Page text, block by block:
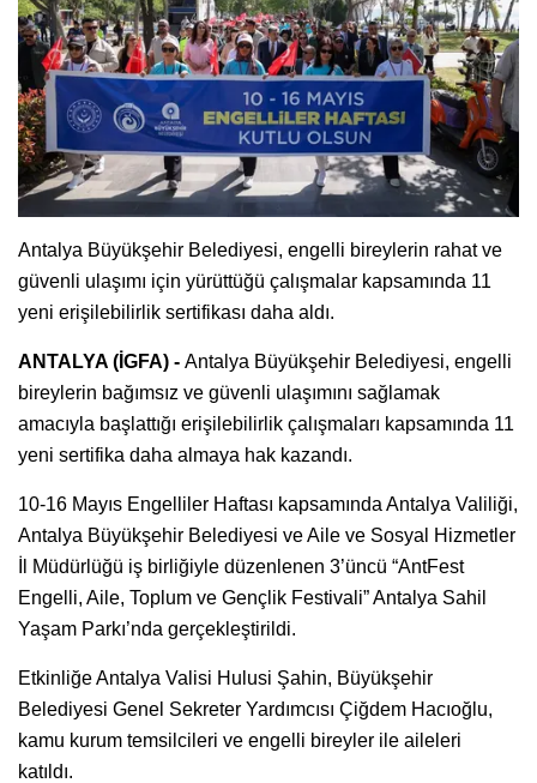
Antalya Büyükşehir Belediyesi, engelli bireylerin rahat ve
güvenli ulaşımı için yürüttüğü çalışmalar kapsamında 11
yeni erişilebilirlik sertifikası daha aldı.
ANTALYA (İGFA) - Antalya Büyükşehir Belediyesi, engelli
bireylerin bağımsız ve güvenli ulaşımını sağlamak
amacıyla başlattığı erişilebilirlik çalışmaları kapsamında 11
yeni sertifika daha almaya hak kazandı.
10-16 Mayıs Engelliler Haftası kapsamında Antalya Valiliği,
Antalya Büyükşehir Belediyesi ve Aile ve Sosyal Hizmetler
İl Müdürlüğü iş birliğiyle düzenlenen 3’üncü “AntFest
Engelli, Aile, Toplum ve Gençlik Festivali” Antalya Sahil
Yaşam Parkı’nda gerçekleştirildi.
Etkinliğe Antalya Valisi Hulusi Şahin, Büyükşehir
Belediyesi Genel Sekreter Yardımcısı Çiğdem Hacıoğlu,
kamu kurum temsilcileri ve engelli bireyler ile aileleri
katıldı.